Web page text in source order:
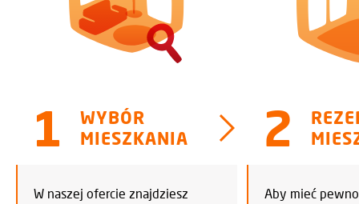
WYBÓR
MIESZKANIA
W naszej ofercie znajdziesz
Aby mieć